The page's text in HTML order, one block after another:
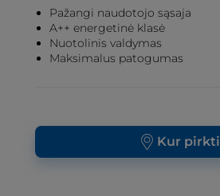
Pažangi naudotojo sąsaja
A++ energetinė klasė
Nuotolinis valdymas
Maksimalus patogumas
Kur pirkti